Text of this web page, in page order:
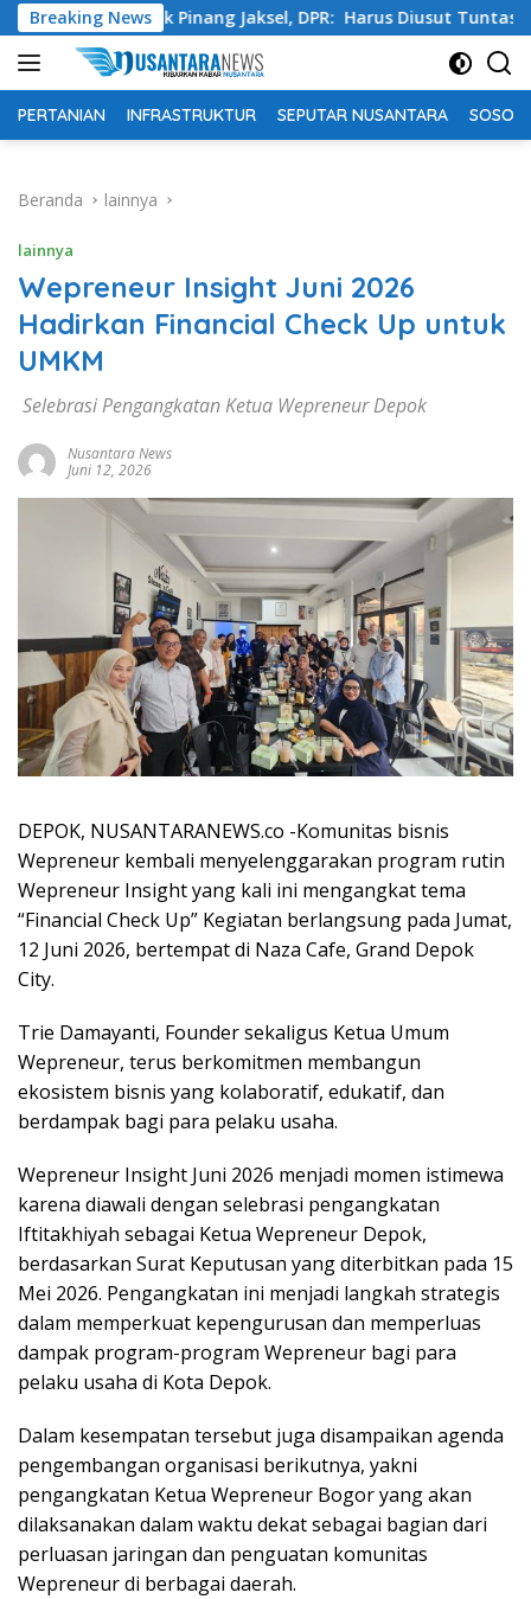
Langsung
ke
konten
Breaking News
Pinang Jaksel, DPR: Harus Diusut Tuntas
PERTANIAN INFRASTRUKTUR SEPUTAR NUSANTARA SOSOK
Beranda lainnya
lainnya
Wepreneur Insight Juni 2026
Hadirkan Financial Check Up untuk
UMKM
Selebrasi Pengangkatan Ketua Wepreneur Depok
Nusantara News
Juni 12, 2026
DEPOK, NUSANTARANEWS.co -Komunitas bisnis
Wepreneur kembali menyelenggarakan program rutin
Wepreneur Insight yang kali ini mengangkat tema
“Financial Check Up” Kegiatan berlangsung pada Jumat,
12 Juni 2026, bertempat di Naza Cafe, Grand Depok
City.
Trie Damayanti, Founder sekaligus Ketua Umum
Wepreneur, terus berkomitmen membangun
ekosistem bisnis yang kolaboratif, edukatif, dan
berdampak bagi para pelaku usaha.
Wepreneur Insight Juni 2026 menjadi momen istimewa
karena diawali dengan selebrasi pengangkatan
Iftitakhiyah sebagai Ketua Wepreneur Depok,
berdasarkan Surat Keputusan yang diterbitkan pada 15
Mei 2026. Pengangkatan ini menjadi langkah strategis
dalam memperkuat kepengurusan dan memperluas
dampak program-program Wepreneur bagi para
pelaku usaha di Kota Depok.
Dalam kesempatan tersebut juga disampaikan agenda
pengembangan organisasi berikutnya, yakni
pengangkatan Ketua Wepreneur Bogor yang akan
dilaksanakan dalam waktu dekat sebagai bagian dari
perluasan jaringan dan penguatan komunitas
Wepreneur di berbagai daerah.